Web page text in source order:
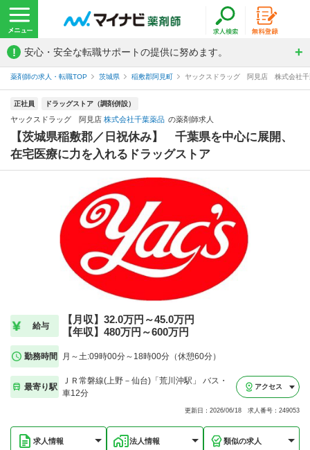
! 安心・安全な転職サポートの提供に努めます。
薬剤師の求人・転職TOP 茨城県 稲敷郡阿見町 ヤックスドラッグ 阿見店 株式会社千
正社員 ドラッグストア（調剤併設）
ヤックスドラッグ 阿見店 株式会社千葉薬品 の薬剤師求人
【茨城県稲敷郡／日祝休み】 千葉県を中心に展開、
在宅医療に力を入れるドラッグストア
給与
【月収】32.0万円～45.0万円
【年収】480万円～600万円
勤務時間 月～土:09時00分～18時00分（休憩60分）
最寄り駅
ＪＲ常磐線(上野－仙台)「荒川沖駅」 バス・
車12分
アクセス
更新日：2026/06/18 求人番号：249053
求人情報 法人情報 類似の求人